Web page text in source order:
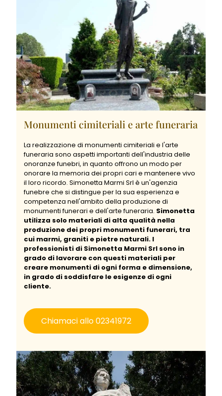
Monumenti cimiteriali e arte funeraria
La realizzazione di monumenti cimiteriali e l'arte
funeraria sono aspetti importanti dell'industria delle
onoranze funebri, in quanto offrono un modo per
onorare la memoria dei propri cari e mantenere vivo
il loro ricordo. Simonetta Marmi Srl è un'agenzia
funebre che si distingue per la sua esperienza e
competenza nell'ambito della produzione di
monumenti funerari e dell'arte funeraria. Simonetta
utilizza solo materiali di alta qualità nella
produzione dei propri monumenti funerari, tra
cui marmi, graniti e pietre naturali. I
professionisti di Simonetta Marmi Srl sono in
grado di lavorare con questi materiali per
creare monumenti di ogni forma e dimensione,
in grado di soddisfare le esigenze di ogni
cliente.
Chiamaci allo 02341972